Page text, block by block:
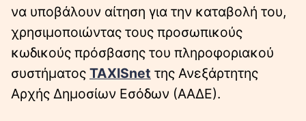
να υποβάλουν αίτηση για την καταβολή του,
χρησιμοποιώντας τους προσωπικούς
κωδικούς πρόσβασης του πληροφοριακού
συστήματος TAXISnet της Ανεξάρτητης
Αρχής Δημοσίων Εσόδων (ΑΑΔΕ).